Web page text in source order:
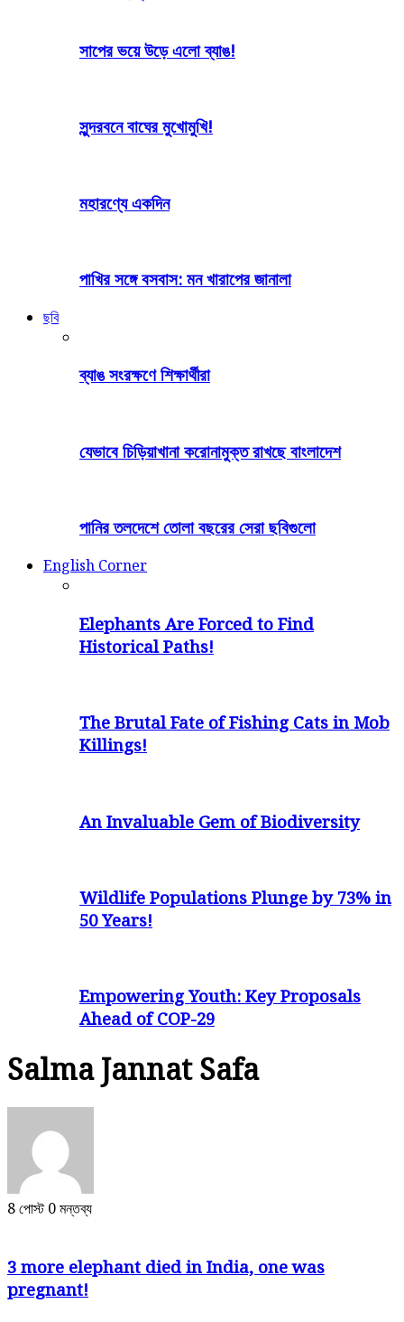
সাপের ভয়ে উড়ে এলো ব্যাঙ!
সুন্দরবনে বাঘের মুখোমুখি!
মহারণ্যে একদিন
পাখির সঙ্গে বসবাস: মন খারাপের জানালা
ছবি
ব্যাঙ সংরক্ষণে শিক্ষার্থীরা
যেভাবে চিড়িয়াখানা করোনামুক্ত রাখছে বাংলাদেশ
পানির তলদেশে তোলা বছরের সেরা ছবিগুলো
English Corner
Elephants Are Forced to Find
Historical Paths!
The Brutal Fate of Fishing Cats in Mob
Killings!
An Invaluable Gem of Biodiversity
Wildlife Populations Plunge by 73% in
50 Years!
Empowering Youth: Key Proposals
Ahead of COP-29
Salma Jannat Safa
8 পোস্ট0 মন্তব্য
3 more elephant died in India, one was
pregnant!